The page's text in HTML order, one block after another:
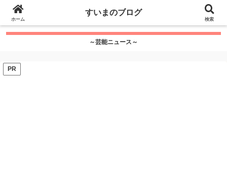
google.com, pub-7115624674097404, DIRECT,
f08c47fec0942fa0
～芸能ニュース～
PR
ホーム
すいまのブログ
検索